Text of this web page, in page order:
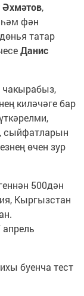
,
фән
татар
Данис
чакырабыз,
киләчәге бар
сыйфатларын
өчен зур
500дән
Кыргызстан
буенча тест